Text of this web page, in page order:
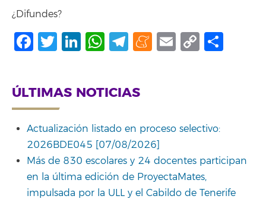
¿Difundes?
Facebook
Twitter
LinkedIn
WhatsApp
Telegram
Meneame
Email
Copy
ÚLTIMAS NOTICIAS
Actualización listado en proceso selectivo:
2026BDE045 [07/08/2026]
Más de 830 escolares y 24 docentes participan
en la última edición de ProyectaMates,
impulsada por la ULL y el Cabildo de Tenerife